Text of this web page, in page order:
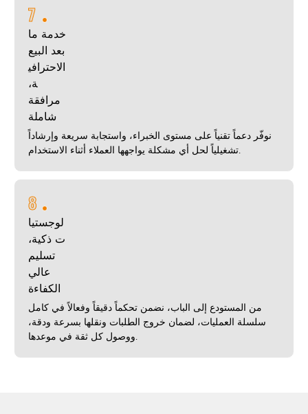
7
خدمة ما
بعد البيع
الاحترافي
ة،
مرافقة
شاملة
نوفّر دعماً تقنياً على مستوى الخبراء، واستجابة سريعة وإرشاداً
تشغيلياً لحل أي مشكلة يواجهها العملاء أثناء الاستخدام.
8
لوجستيا
ت ذكية،
تسليم
عالي
الكفاءة
من المستودع إلى الباب، نضمن تحكماً دقيقاً وفعالاً في كامل
سلسلة العمليات، لضمان خروج الطلبات ونقلها بسرعة ودقة،
ووصول كل ثقة في موعدها.